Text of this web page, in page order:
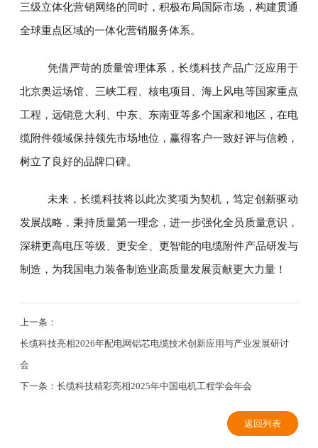
三级立体化营销网络的同时，积极布局国际市场，构建贯通
全球重点区域的一体化营销服务体系。
凭借严苛的质量管理体系，长缆科技产品广泛应用于
北京奥运场馆、三峡工程、核电项目、海上风电等国家重点
工程，远销意大利、中东、东南亚等多个国家和地区，在电
缆附件领域保持领先市场地位，赢得客户一致好评与信赖，
树立了良好的品牌口碑。
未来，长缆科技将以此次奖项为契机，笃定创新驱动
发展战略，秉持质量第一理念，进一步强化全员质量意识，
深耕更高电压等级、更安全、更智能的电缆附件产品研发与
制造，为我国电力装备制造业高质量发展贡献更大力量！
上一条：
长缆科技亮相2026年配电网铝芯电缆技术创新应用与产业发展研讨
会
下一条：长缆科技精彩亮相2025年中国电机工程学会年会
返回列表